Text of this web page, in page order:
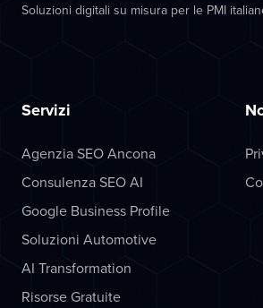
Soluzioni digitali su misura per le PMI
Servizi
Agenzia SEO Ancona
Consulenza SEO AI
Google Business Profile
Soluzioni Automotive
AI Transformation
Risorse Gratuite